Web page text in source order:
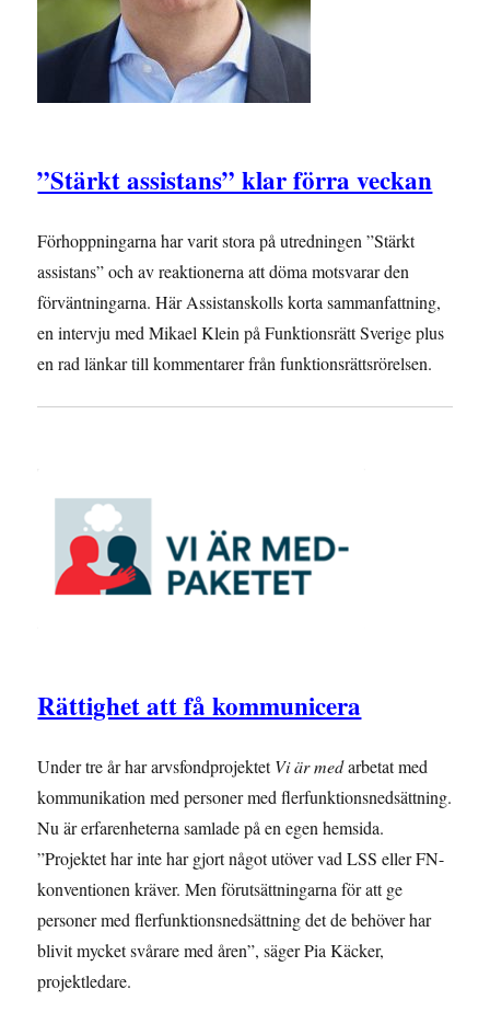
”Stärkt assistans” klar förra veckan
Förhoppningarna har varit stora på utredningen ”Stärkt
assistans” och av reaktionerna att döma motsvarar den
förväntningarna. Här Assistanskolls korta sammanfattning,
en intervju med Mikael Klein på Funktionsrätt Sverige plus
en rad länkar till kommentarer från funktionsrättsrörelsen.
Rättighet att få kommunicera
Under tre år har arvsfondprojektetVi är medarbetat med
kommunikation med personer med flerfunktionsnedsättning.
Nu är erfarenheterna samlade på en egen hemsida.
”Projektet har inte har gjort något utöver vad LSS eller FN-
konventionen kräver. Men förutsättningarna för att ge
personer med flerfunktionsnedsättning det de behöver har
blivit mycket svårare med åren”, säger Pia Käcker,
projektledare.